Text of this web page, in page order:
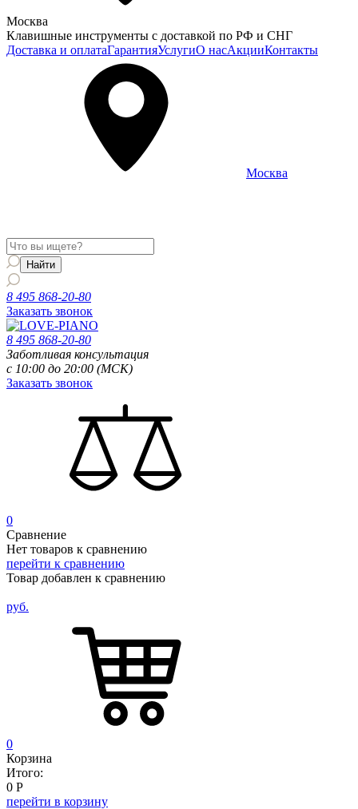
Москва
Клавишные инструменты с доставкой по РФ и СНГ
Доставка и оплатаГарантияУслугиО насАкцииКонтакты
Москва
8 495 868-20-80
Заказать звонок
8 495 868-20-80
Заботливая консультация
с 10:00 до 20:00 (МСК)
Заказать звонок
0
Сравнение
Нет товаров к сравнению
перейти к сравнению
Товар добавлен к сравнению
руб.
0
Корзина
Итого:
0 Р
перейти в корзину